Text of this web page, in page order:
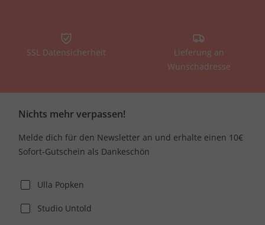
SSL Datensicherheit
Lieferung an
Wunschadresse
Nichts mehr verpassen!
Melde dich für den Newsletter an und erhalte einen 10€
Sofort-Gutschein als Dankeschön
Ulla Popken
Studio Untold